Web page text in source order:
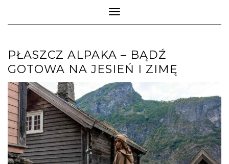
Toggle
Navigation
PŁASZCZ ALPAKA – BĄDŹ
GOTOWA NA JESIEŃ I ZIMĘ